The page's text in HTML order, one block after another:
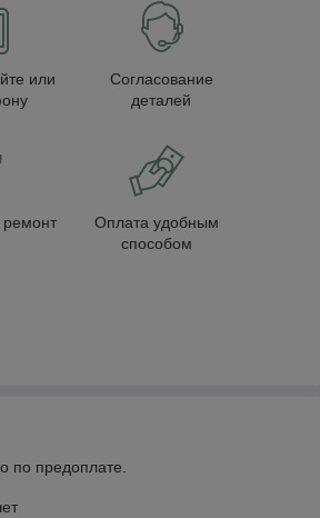
или
Согласование
деталей
ремонт
Оплата удобным
способом
по предоплате.